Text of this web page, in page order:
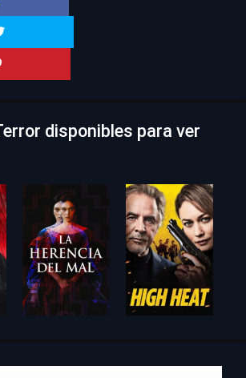
disponibles para ver